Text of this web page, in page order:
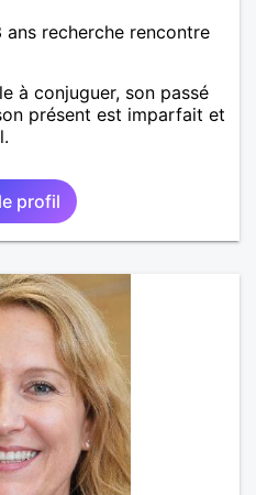
recherche rencontre
à conjuguer, son passé
présent est imparfait et
profil